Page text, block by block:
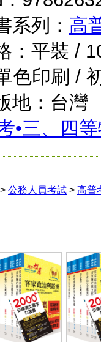
系列： 高
：平裝 /
色印刷 /
地：台灣
•三、四
> 公務人員考試 > 高普